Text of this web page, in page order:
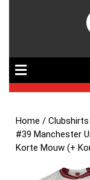
Home /Clubshirts
#39 Manchester
Korte Mouw (+